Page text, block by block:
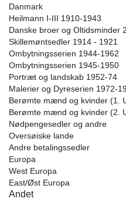
Danmark
Heilmann I-III 1910-1943
Danske broer og Oltidsminder
Skillemøntsedler 1914 - 1921
Ombytningsserien 1944-1962
Ombytningsserien 1945-1950
Portræt og landskab 1952-74
Malerier og Dyreserien 1972-
Berømte mænd og kvinder (1.
Berømte mænd og kvinder (2.
Nødpengesedler og andre
Oversøiske lande
Andre betalingssedler
Europa
West Europa
East/Øst Europa
Andet